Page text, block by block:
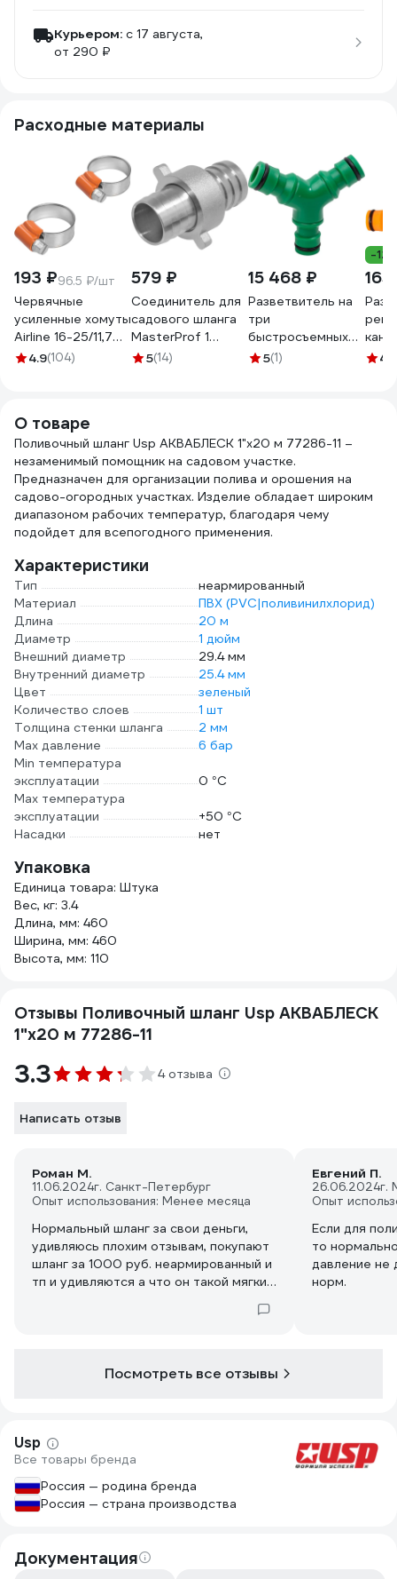
Курьером: c 17 августа,
от 290 ₽
Расходные материалы
193 ₽96.5 ₽/шт
Червячные
усиленные хомуты
Airline 16-25/11,7
мм, W1 оцинк.,
4.9(104)
579 ₽
Соединитель для
садового шланга
MasterProf 1
разъемный латунь
5(14)
15 468 ₽
Разветвитель на
три
быстросъемных
коннектора 36 шт
5(1)
-12%
4
О товаре
Поливочный шланг Usp АКВАБЛЕСК 1"x20 м 77286-11 –
незаменимый помощник на садовом участке.
Предназначен для организации полива и орошения на
садово-огородных участках. Изделие обладает широким
диапазоном рабочих температур, благодаря чему
подойдет для всепогодного применения.
Характеристики
Тип
неармированный
Материал
ПВХ (PVC|поливинилхлорид)
Длина
20 м
Диаметр
1 дюйм
Внешний диаметр
29.4 мм
Внутренний диаметр
25.4 мм
Цвет
зеленый
Количество слоев
1 шт
Толщина стенки шланга
2 мм
Max давление
6 бар
Min температура
эксплуатации
0 °С
Мах температура
эксплуатации
+50 °С
Насадки
нет
Упаковка
Единица товара: Штука
Вес, кг: 3.4
Длина, мм: 460
Ширина, мм: 460
Высота, мм: 110
Отзывы Поливочный шланг Usp АКВАБЛЕСК
1"x20 м 77286-11
3.3 4 отзыва
Написать отзыв
Роман М.
11.06.2024г. Санкт-Петербург
Опыт использования: Менее месяца
Нормальный шланг за свои деньги,
удивляюсь плохим отзывам, покупают
шланг за 1000 руб. неармированный и
тп и удивляются а что он такой мягкий
Евгений П.
26.06.2024г.
Опыт
Если для
то
давление не
норм.
Посмотреть все отзывы
Usp
Все товары бренда
Россия — родина бренда
Россия — страна производства
Документация